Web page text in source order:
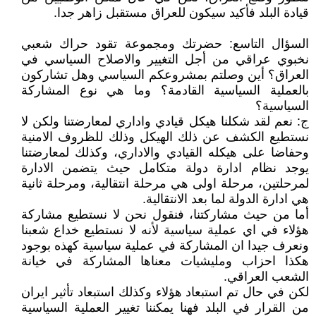
قيادة البلد فأكيد سيكون للعراق مستقبل زاهر جدا.
السؤال التاسع: حضرتك ومجموعة تقود حراك شعبي
نخبوي عراقي من أجل التغيير والاصلاح السياسي في
العراق؟ أين وصلتم بمشروعكم السياسي وهل تشاركون
بالعملية السياسية القادمة؟ وما هي نوع المشاركة
السياسية؟
ج: نعم لقد شكلنا هيكل قيادي واداري لمعارضتنا ولكن لا
نستطيع الكشف عن ذلك الهيكل وذلك للظروف الامنية
وحفاضا على هيكله القيادي والاداري، وكذلك لمعارضتنا
يوجد نظام ادارة دولة متكامل حيث يتضمن الادارة
لمرحلتين، مرحلة اولى هي مرحلة انتقالية، ومرحلة ثانية
هي ادارة الدولة لما بعد الانتقالية.
أما من حيث مشاركتنا، فنقول نحن لا نستطيع مشاركة
هؤلاء في اي عملية سياسية لأنه لا نستطيع خداع شعبنا
ونعرف جيدا ان المشاركة في عملية سياسية كهذه بوجود
هكذا احزاب ومليشيات معناها المشاركة في خيانة
الشعب العراقي.
لكن في حال تم استبعاد هؤلاء وكذلك استبعاد تأثير ايران
من القرار في البلد فهنا يمكننا تغيير العملية السياسية